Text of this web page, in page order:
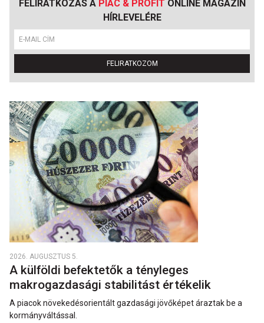
FELIRATKOZÁS A PIAC & PROFIT ONLINE MAGAZIN
HÍRLEVELÉRE
FELIRATKOZOM
2026. AUGUSZTUS 5.
A külföldi befektetők a tényleges
makrogazdasági stabilitást értékelik
A piacok növekedésorientált gazdasági jövőképet áraztak be a
kormányváltással.